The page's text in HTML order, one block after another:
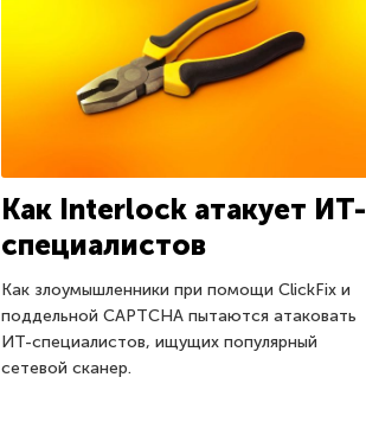
Как Interlock атакует ИТ-
специалистов
Как злоумышленники при помощи ClickFix и
поддельной CAPTCHA пытаются атаковать
ИТ-специалистов, ищущих популярный
сетевой сканер.